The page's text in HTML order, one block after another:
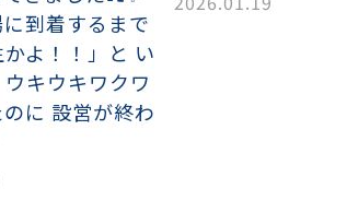
ーザー
到着するまで
よ！！」と い
キウキワクワ
に 設営が終わ